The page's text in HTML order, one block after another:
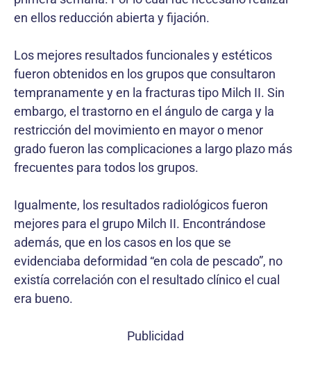
en ellos reducción abierta y fijación.
Los mejores resultados funcionales y estéticos
fueron obtenidos en los grupos que consultaron
tempranamente y en la fracturas tipo Milch II. Sin
embargo, el trastorno en el ángulo de carga y la
restricción del movimiento en mayor o menor
grado fueron las complicaciones a largo plazo más
frecuentes para todos los grupos.
Igualmente, los resultados radiológicos fueron
mejores para el grupo Milch II. Encontrándose
además, que en los casos en los que se
evidenciaba deformidad “en cola de pescado”, no
existía correlación con el resultado clínico el cual
era bueno.
Publicidad